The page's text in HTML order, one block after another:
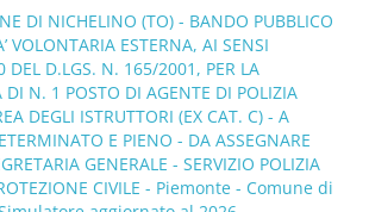
DI NICHELINO (TO) - BANDO PUBBLICO
VOLONTARIA ESTERNA, AI SENSI
DEL D.LGS. N. 165/2001, PER LA
DI N. 1 POSTO DI AGENTE DI POLIZIA
DEGLI ISTRUTTORI (EX CAT. C) - A
E PIENO - DA ASSEGNARE
GENERALE - SERVIZIO POLIZIA
CIVILE - Piemonte - Comune di